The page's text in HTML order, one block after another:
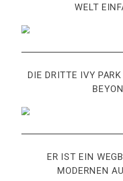
WELT
DIE DRITTE IVY
ER IST EIN
MODERNEN